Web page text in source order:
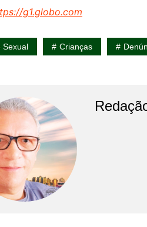
g1.globo.com
Sexual Crianças